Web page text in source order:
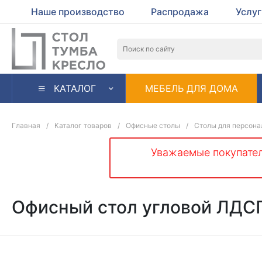
Наше производство Распродажа
КАТАЛОГ МЕБЕЛЬ ДЛЯ ДОМА
Главная / Каталог товаров / Офисные столы / Столы для
Уважаемые
Офисный стол угловой